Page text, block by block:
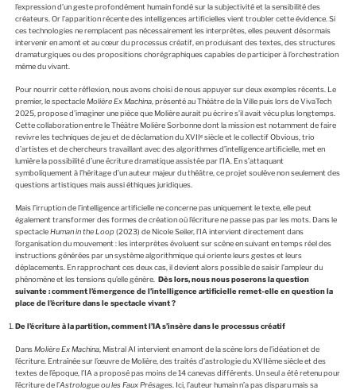
l’expression d’un geste profondément humain fondé sur la subjectivité et la sensibilité des
créateurs. Or l’apparition récente des intelligences artificielles vient troubler cette évidence. Si
ces technologies ne remplacent pas nécessairement les interprètes, elles peuvent désormais
intervenir en amont et au cœur du processus créatif, en produisant des textes, des structures
dramaturgiques ou des propositions chorégraphiques capables de participer à l’orchestration
même du vivant.
Pour nourrir cette réflexion, nous avons choisi de nous appuyer sur deux exemples récents. Le
premier, le spectacleMolière Ex Machina, présenté au Théâtre de la Ville puis lors de VivaTech
2025, propose d’imaginer une pièce que Molière aurait pu écrire s’il avait vécu plus longtemps.
Cette collaboration entre le Théâtre Molière Sorbonne dont la mission est notamment de faire
revivre les techniques de jeu et de déclamation du XVIIᵉ siècle et le collectif Obvious, trio
d’artistes et de chercheurs travaillant avec des algorithmes d’intelligence artificielle, met en
lumière la possibilité d’une écriture dramatique assistée par l’IA. En s’attaquant
symboliquement à l’héritage d’un auteur majeur du théâtre, ce projet soulève non seulement des
questions artistiques mais aussi éthiques juridiques.
Mais l’irruption de l’intelligence artificielle ne concerne pas uniquement le texte, elle peut
également transformer des formes de création où l’écriture ne passe pas par les mots. Dans le
spectacleHuman in the Loop(2023) de Nicole Seiler, l’IA intervient directement dans
l’organisation du mouvement : les interprètes évoluent sur scène en suivant en temps réel des
instructions générées par un système algorithmique qui oriente leurs gestes et leurs
déplacements. En rapprochant ces deux cas, il devient alors possible de saisir l’ampleur du
phénomène et les tensions qu’elle génère. Dès lors, nous nous poserons la question
suivante : comment l’émergence de l’intelligence artificielle remet-elle en question la
place de l’écriture dans le spectacle vivant ?
De l’écriture à la partition, comment l’IA s’insère dans le processus créatif
DansMolière Ex Machina, Mistral AI intervient en amont de la scène lors de l’idéation et de
l’écriture. Entraînée sur l’œuvre de Molière, des traités d’astrologie du XVIIème siècle et des
textes de l’époque, l’IA a proposé pas moins de 14 canevas différents. Un seul a été retenu pour
l’écriture de l’Astrologue ou les Faux Présages. Ici, l’auteur humain n’a pas disparu mais sa